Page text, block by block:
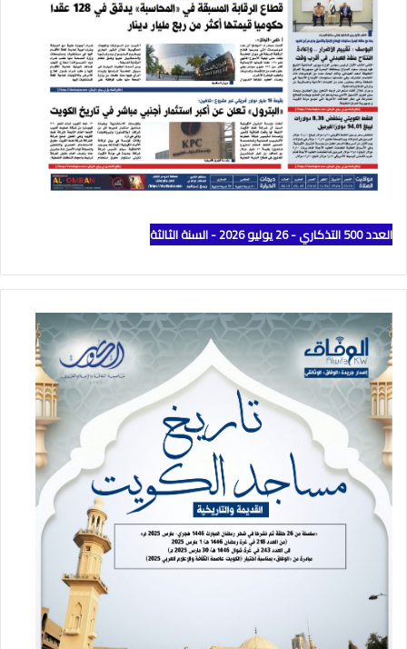
العدد 500 التذكاري - 26 يوليو 2026 - السنة الثالثة